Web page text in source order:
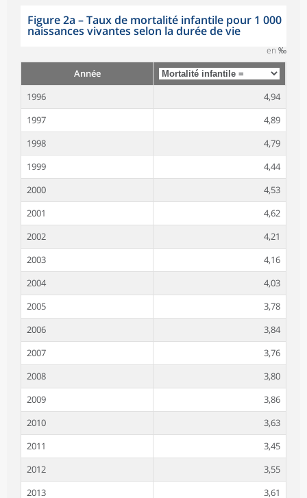
Figure 2a – Taux de mortalité infantile pour 1 000
naissances vivantes selon la durée de vie
en ‰
Année
1996
4,94
1997
4,89
1998
4,79
1999
4,44
2000
4,53
2001
4,62
2002
4,21
2003
4,16
2004
4,03
2005
3,78
2006
3,84
2007
3,76
2008
3,80
2009
3,86
2010
3,63
2011
3,45
2012
3,55
2013
3,61